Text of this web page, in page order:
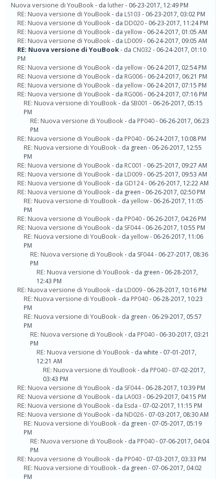
Nuova versione di YouBook- da luther- 06-23-2017, 12:49 PM
RE: Nuova versione di YouBook- da LS103 - 06-23-2017, 03:02 PM
RE: Nuova versione di YouBook- da DD020- 06-23-2017, 11:24 PM
RE: Nuova versione di YouBook- da yellow- 06-24-2017, 01:05 AM
RE: Nuova versione di YouBook- da LD009- 06-24-2017, 09:05 AM
RE: Nuova versione di YouBook- da CN032- 06-24-2017, 01:10
PM
RE: Nuova versione di YouBook- da yellow- 06-24-2017, 02:54 PM
RE: Nuova versione di YouBook- da RG006- 06-24-2017, 06:21 PM
RE: Nuova versione di YouBook- da yellow- 06-24-2017, 07:15 PM
RE: Nuova versione di YouBook- da RG006- 06-24-2017, 07:16 PM
RE: Nuova versione di YouBook- da SB001 - 06-26-2017, 05:15
PM
RE: Nuova versione di YouBook- da PP040- 06-26-2017, 06:23
PM
RE: Nuova versione di YouBook- da PP040- 06-24-2017, 10:08 PM
RE: Nuova versione di YouBook- da green - 06-26-2017, 12:55
PM
RE: Nuova versione di YouBook- da RC001 - 06-25-2017, 09:27 AM
RE: Nuova versione di YouBook- da LD009- 06-25-2017, 09:53 AM
RE: Nuova versione di YouBook- da GD124- 06-26-2017, 12:22 AM
RE: Nuova versione di YouBook- da green - 06-26-2017, 02:50 PM
RE: Nuova versione di YouBook- da yellow- 06-26-2017, 11:05
PM
RE: Nuova versione di YouBook- da PP040- 06-26-2017, 04:26 PM
RE: Nuova versione di YouBook- da SF044- 06-26-2017, 10:55 PM
RE: Nuova versione di YouBook- da yellow- 06-26-2017, 11:06
PM
RE: Nuova versione di YouBook- da SF044- 06-27-2017, 08:36
PM
RE: Nuova versione di YouBook- da green - 06-28-2017,
12:43 PM
RE: Nuova versione di YouBook- da LD009- 06-28-2017, 10:16 PM
RE: Nuova versione di YouBook- da PP040- 06-28-2017, 10:23
PM
RE: Nuova versione di YouBook- da green - 06-29-2017, 05:57
PM
RE: Nuova versione di YouBook- da PP040- 06-30-2017, 03:21
PM
RE: Nuova versione di YouBook- da white - 07-01-2017,
12:21 AM
RE: Nuova versione di YouBook- da PP040- 07-02-2017,
03:43 PM
RE: Nuova versione di YouBook- da SF044- 06-28-2017, 10:39 PM
RE: Nuova versione di YouBook- da LA003 - 06-29-2017, 04:15 PM
RE: Nuova versione di YouBook- da Esda - 07-02-2017, 11:15 PM
RE: Nuova versione di YouBook- da ND026- 07-03-2017, 08:30 AM
RE: Nuova versione di YouBook- da green - 07-05-2017, 05:19
PM
RE: Nuova versione di YouBook- da PP040- 07-06-2017, 04:04
PM
RE: Nuova versione di YouBook- da PP040- 07-03-2017, 03:33 PM
RE: Nuova versione di YouBook- da green - 07-06-2017, 04:02
PM